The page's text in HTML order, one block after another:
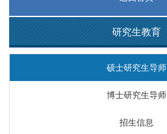
研究生教育
硕士研究生导师
博士研究生导师
招生信息